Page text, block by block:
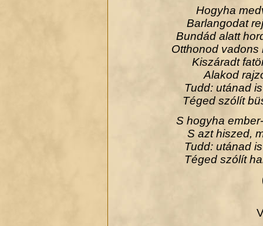
Hogyha
Barlangodat
Bundád alatt
Otthonod
Kiszáradt
Alakod
Tudd: utánad
Téged szólít
S hogyha
S azt hiszed,
Tudd: utánad
Téged szólít